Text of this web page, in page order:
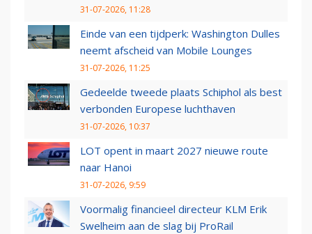
31-07-2026, 11:28
Einde van een tijdperk: Washington Dulles
neemt afscheid van Mobile Lounges
31-07-2026, 11:25
Gedeelde tweede plaats Schiphol als best
verbonden Europese luchthaven
31-07-2026, 10:37
LOT opent in maart 2027 nieuwe route
naar Hanoi
31-07-2026, 9:59
Voormalig financieel directeur KLM Erik
Swelheim aan de slag bij ProRail